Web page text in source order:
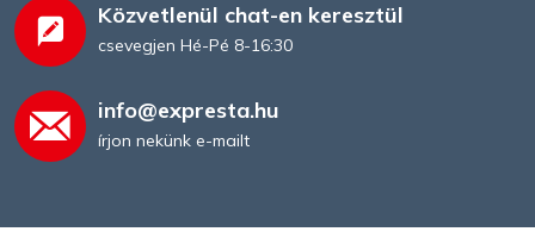
Közvetlenül chat-en keresztül
csevegjen Hé-Pé 8-16:30
info@expresta.hu
írjon nekünk e-mailt